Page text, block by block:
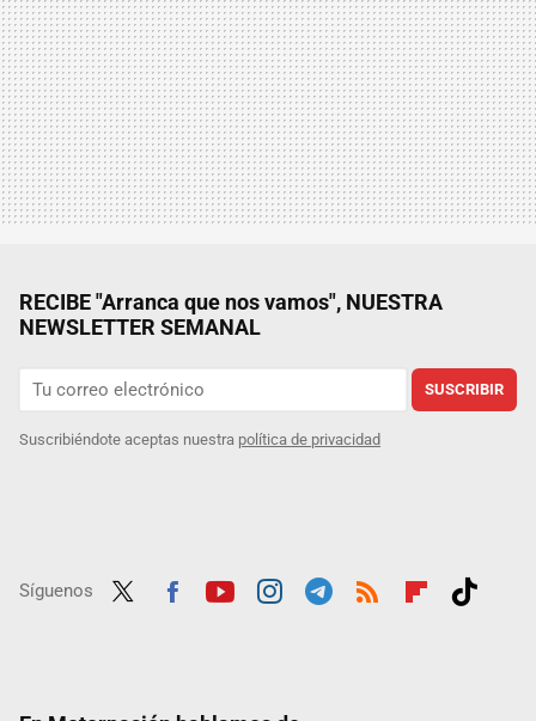
RECIBE "Arranca que nos vamos", NUESTRA
NEWSLETTER SEMANAL
SUSCRIBIR
Suscribiéndote aceptas nuestra política de privacidad
Síguenos